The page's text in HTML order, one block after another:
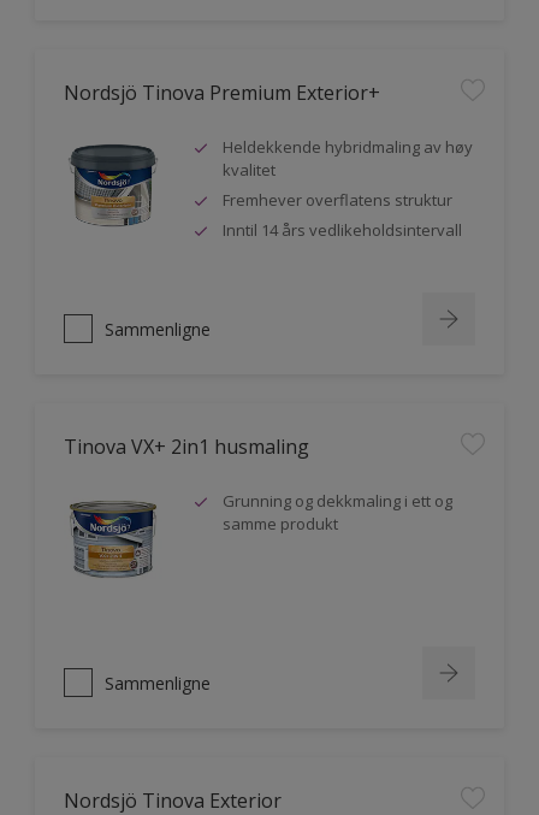
Nordsjö Tinova Premium Exterior+
Heldekkende hybridmaling av høy
kvalitet
Fremhever overflatens struktur
Inntil 14 års vedlikeholdsintervall
Sammenligne
Tinova VX+ 2in1 husmaling
Grunning og dekkmaling i ett og
samme produkt
Sammenligne
Nordsjö Tinova Exterior